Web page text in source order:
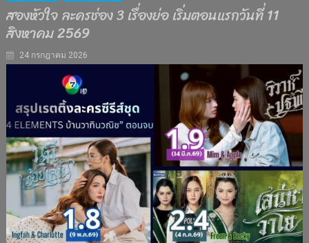
สองหัวใจ ละครช่อง 3 เรื่องย่อ เริ่มตอนแรกวันที่ 11
สิงหาคม 2569
24 กรกฎาคม 2026